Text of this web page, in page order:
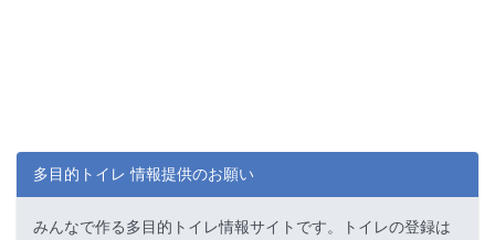
多目的トイレ 情報提供のお願い
みんなで作る多目的トイレ情報サイトです。トイレの登録は